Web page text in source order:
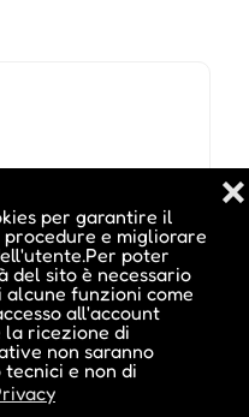
per garantire il
e migliorare
poter
sito è necessario
funzioni come
all'account
ricezione di
non saranno
tecnici e non di
❌